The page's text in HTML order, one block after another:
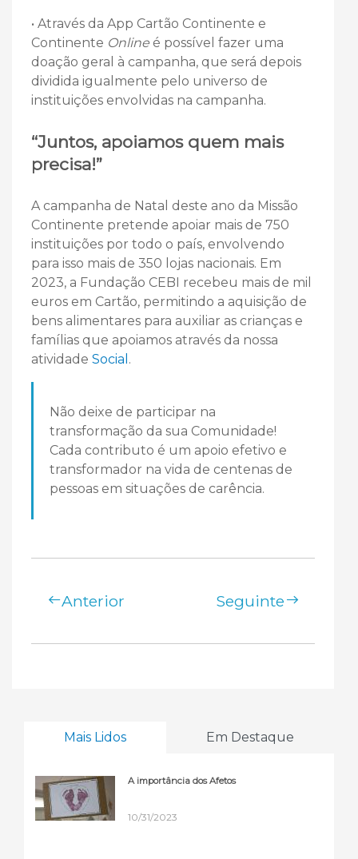
• Através da App Cartão Continente e
Continente Online é possível fazer uma
doação geral à campanha, que será depois
dividida igualmente pelo universo de
instituições envolvidas na campanha.
“Juntos, apoiamos quem mais
precisa!”
A campanha de Natal deste ano da Missão
Continente pretende apoiar mais de 750
instituições por todo o país, envolvendo
para isso mais de 350 lojas nacionais. Em
2023, a Fundação CEBI recebeu mais de mil
euros em Cartão, permitindo a aquisição de
bens alimentares para auxiliar as crianças e
famílias que apoiamos através da nossa
atividade Social .
Não deixe de participar na
transformação da sua Comunidade!
Cada contributo é um apoio efetivo e
transformador na vida de centenas de
pessoas em situações de carência.
Anterior Seguinte
Mais Lidos Em Destaque
A importância dos Afetos
10/31/2023